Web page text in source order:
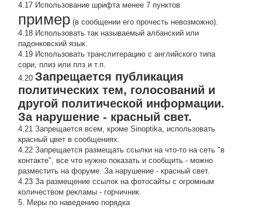
4.17 Использование шрифта менее 7 пунктов
пример (в сообщении его прочесть невозможно).
4.18 Использовать так называемый албанский или
падонковский язык.
4.19 Использовать транслитерацию с английского типа
сори, плиз или плз и т.п.
4.20Запрещается публикация
политических тем, голосований и
другой политической информации.
За нарушение - красный свет.
4.21 Запрещается всем, кроме Sinoptika, использовать
красный цвет в сообщениях.
4.22 Запрещается размещать ссылки на что-то на сеть "в
контакте", все что нужно показать и сообщить - можно
разместить на форуме. За нарушение - красный свет.
4.23 За размещение ссылок на фотосайты с огромным
количеством рекламы - горчичник.
5. Меры по наведению порядка